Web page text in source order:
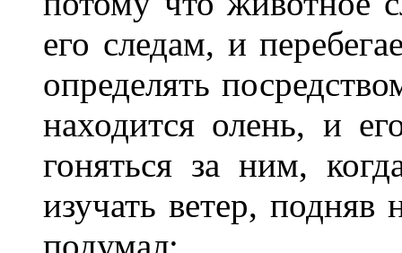
его следам, и
определять
находится олень, и
гоняться за ним,
изучать ветер,
подумал: